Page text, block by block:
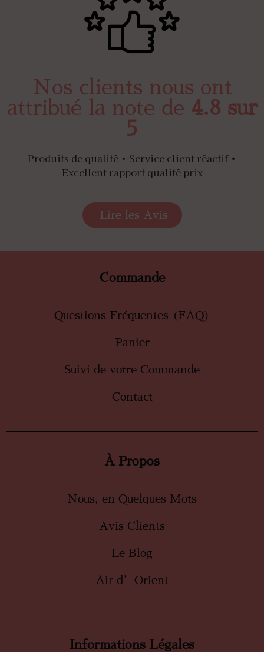
Nos clients nous ont
attribué la note de 4.8 sur
5
Produits de qualité • Service client réactif •
Excellent rapport qualité prix
Lire les Avis
Commande
Questions Fréquentes (FAQ)
Panier
Suivi de votre Commande
Contact
À Propos
Nous, en Quelques Mots
Avis Clients
Le Blog
Air d’Orient
Informations Légales